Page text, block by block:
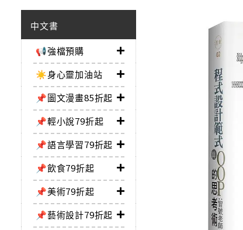
中文書
📢強檔預購
☀️身心靈加油站
📌圖文漫畫85折起
📌輕小說79折起
📌語言學習79折起
📌飲食79折起
📌美術79折起
📌藝術設計79折起